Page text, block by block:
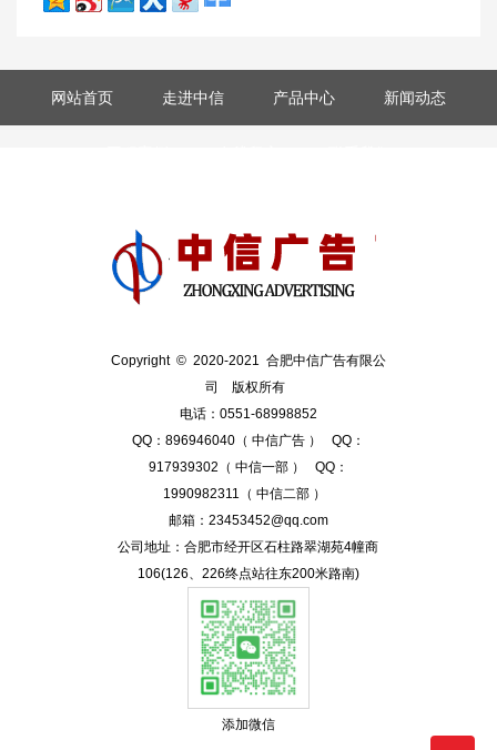
网站首页 走进中信 产品中心 新闻动态
Copyright © 2020-2021 合肥中信广告有限公
司 版权所有
电话：0551-68998852
QQ：896946040（ 中信广告 ） QQ：
917939302（ 中信一部 ） QQ：
1990982311（ 中信二部 ）
邮箱：23453452@qq.com
公司地址：合肥市经开区石柱路翠湖苑4幢商
106(126、226终点站往东200米路南)
添加微信